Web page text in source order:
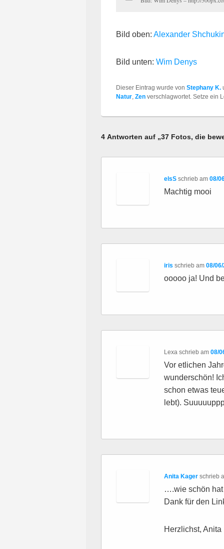
Bild oben: Alexander
Bild unten: Wim Denys
Dieser Eintrag wurde von Stephany K.
Natur, Zen verschlagwortet. Setze ein
4 Antworten auf „37 Fotos, die
elsS schrieb am08/
Machtig mooi
iris schrieb am08/
ooooo ja! Und
Lexa schrieb am08/
Vor etlichen
wunderschön!
schon etwas
lebt).
Anita Kager schrieb
….wie schön hat
Dank für den
Herzlichst, Anita